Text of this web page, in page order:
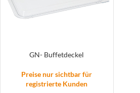
GN- Buffetdeckel
Preise nur sichtbar für
registrierte Kunden